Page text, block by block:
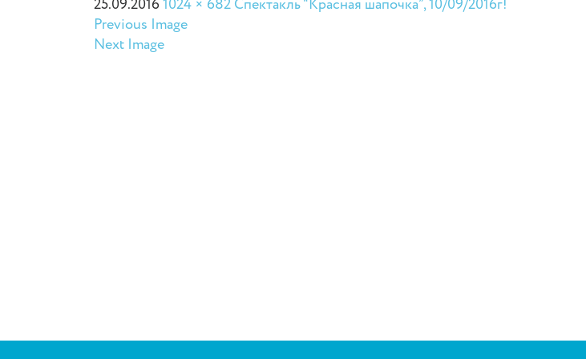
25.09.20161024 × 682Спектакль “Красная шапочка”, 10/09/2016г!
Previous Image
Next Image